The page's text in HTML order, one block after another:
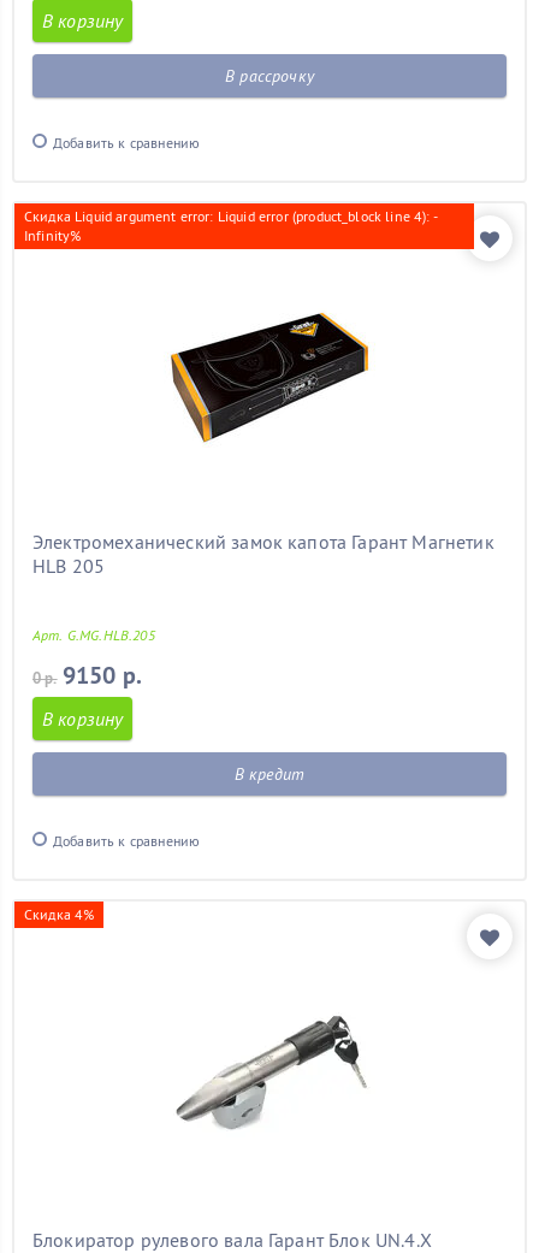
В корзину
В рассрочку
Добавить к сравнению
Скидка Liquid argument error: Liquid error (product_block line 4): -
Infinity%
Электромеханический замок капота Гарант Магнетик
HLB 205
Арт. G.MG.HLB.205
0 р. 9150 р.
В корзину
В кредит
Добавить к сравнению
Скидка 4%
Блокиратор рулевого вала Гарант Блок UN.4.X